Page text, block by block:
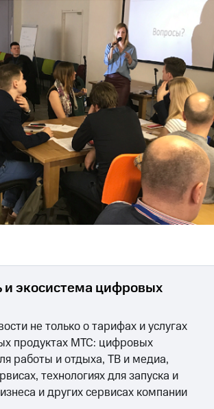
экосистема цифровых
не только о тарифах и услугах
продуктах МТС: цифровых
работы и отдыха, ТВ и медиа,
технологиях для запуска и
и других сервисах компании